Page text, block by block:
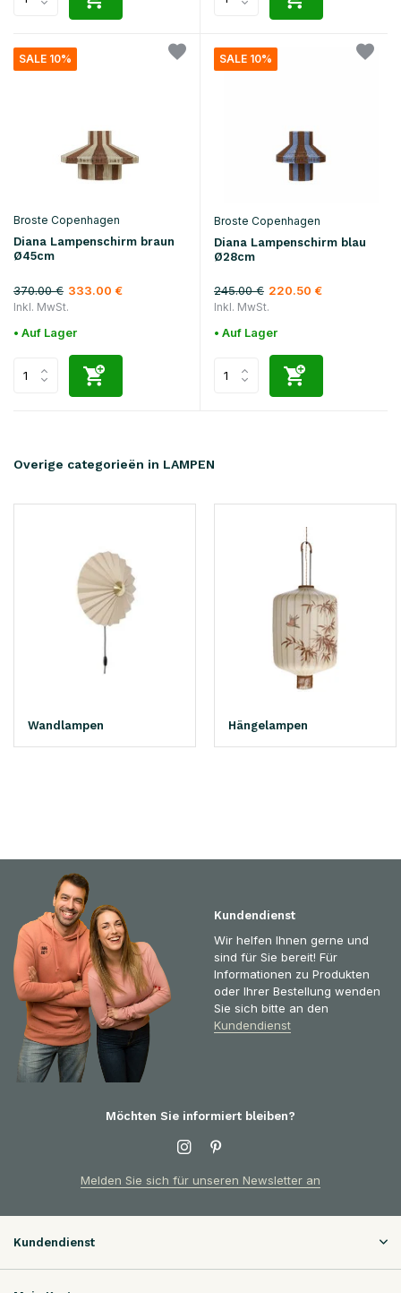
SALE 10%
Broste Copenhagen
Diana Lampenschirm braun
Ø45cm
370.00 € 333.00 €
Inkl. MwSt.
• Auf Lager
SALE 10%
Broste Copenhagen
Diana Lampenschirm blau
Ø28cm
245.00 € 220.50 €
Inkl. MwSt.
• Auf Lager
Overige categorieën in LAMPEN
Wandlampen Hängelampen
Kundendienst
Wir helfen Ihnen gerne und
sind für Sie bereit! Für
Informationen zu Produkten
oder Ihrer Bestellung wenden
Sie sich bitte an den
Kundendienst
Möchten Sie informiert bleiben?
Melden Sie sich für unseren Newsletter an
Kundendienst